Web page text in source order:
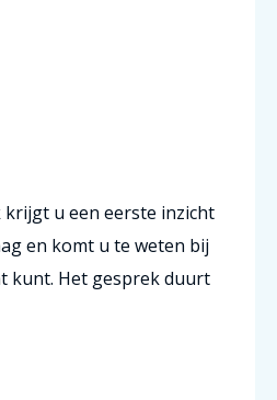
u een eerste inzicht
en komt u te weten bij
kunt. Het gesprek duurt